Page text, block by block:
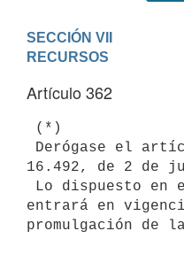
SECCIÓN VII
RECURSOS
Artículo 362
16.492, de 2 de
entrará en
promulgación de